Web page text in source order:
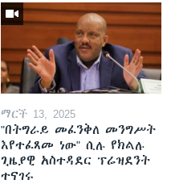
ማርች 13, 2025
"በትግራይ መፈንቅለ መንግሥት
እየተፈጸመ ነው" ሲሉ የክልሉ
ጊዜያዊ አስተዳደር ፕሬዝደንት
ተናገሩ